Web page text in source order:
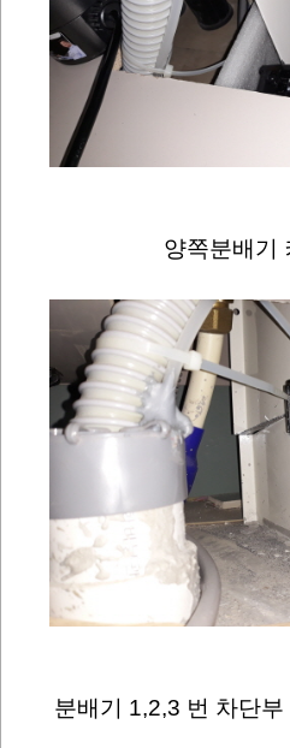
양쪽분배기
분배기 1,2,3 번 차단